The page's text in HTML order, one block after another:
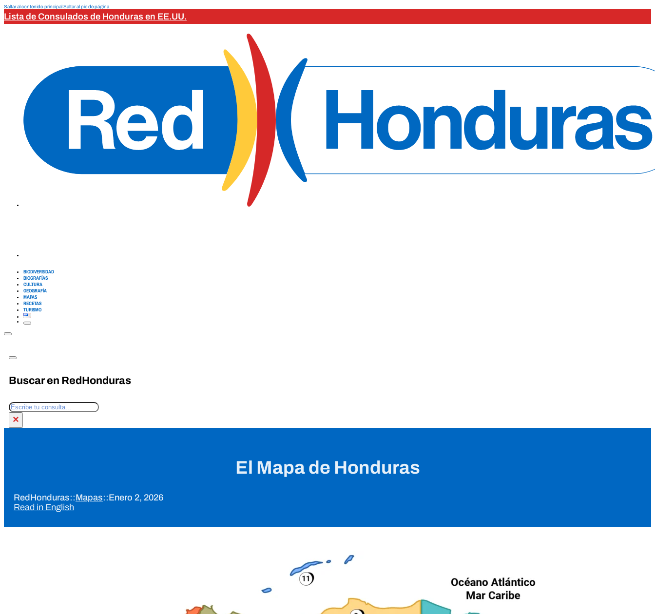
Saltar al contenido principalSaltar al pie de página
Lista de Consulados de Honduras en EE.UU.
BIODIVERSIDAD
BIOGRAFÍAS
CULTURA
GEOGRAFÍA
MAPAS
RECETAS
TURISMO
Buscar en RedHonduras
Buscar
×
El Mapa de Honduras
RedHonduras::Mapas::Enero 2, 2026
Read in English